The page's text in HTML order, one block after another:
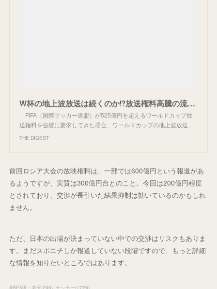
W杯の地上波放送は続くのか⁉放送権料高騰の流れに潮目の変化も
FIFA（国際サッカー連盟）が525億円を超えるワールドカップ放
送権料を強硬に要求してきた場合、ワールドカップの地上波放送…
THE DIGEST
前回ロシア大会の放映権料は、一部では600億円という報道があ
るようですが、実質は300億円台とのこと。今回は200億円程度
とされており、交渉が長引いた結果抑制は効いているのかもしれ
ません。
ただ、日本の出場が決まっていない中での交渉はリスクもありま
す。まだスポニチしか報道していない段階ですので、もっと詳細
な情報を知りたいところではあります。
ABEMA・楽天(296) サッカー(1729)